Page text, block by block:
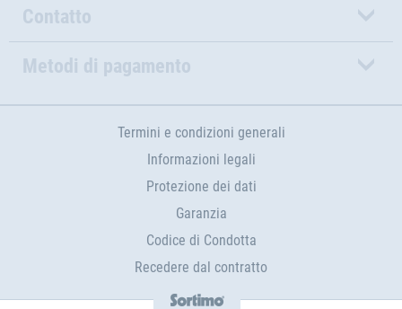
Contatto
Metodi di pagamento
Termini e condizioni generali
Informazioni legali
Protezione dei dati
Garanzia
Codice di Condotta
Recedere dal contratto